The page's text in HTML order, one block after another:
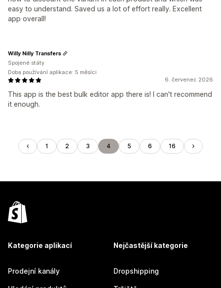
easy to understand. Saved us a lot of effort really. Excellent
app overall!
6. červenec 2026
This app is the best bulk editor app there is! I can't recommend
it enough.
Willy Nilly Transfers
Spojené státy
Doba používání aplikace: 5 měsíci
1 2 3 4 5 6 16
Kategorie aplikací
Prodejní kanály
Nejčastější kategorie
Dropshipping